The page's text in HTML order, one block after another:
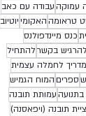
עמוקהעבודה עם כאב
טראומההאקומייוטיוב
כנס מיינדפולנס
להרגיש בקשרלהתחיל
לחמלה עצמית
ספריםהמוח הגמיש
עמותת תובנה
תובנה (ויפאסנה)